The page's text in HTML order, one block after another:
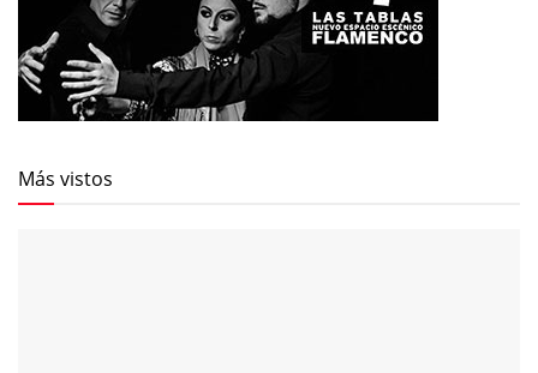
Más vistos